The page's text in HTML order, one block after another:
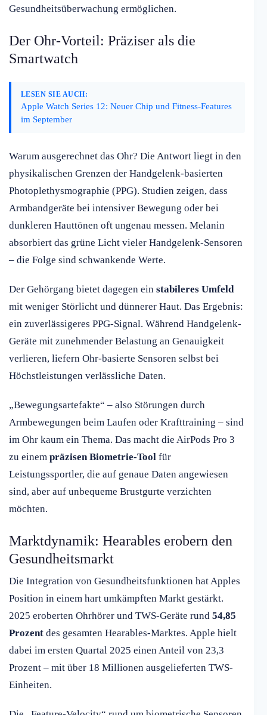
Gesundheitsüberwachung ermöglichen.
Der Ohr-Vorteil: Präziser als die
Smartwatch
LESEN SIE AUCH:
Apple Watch Series 12: Neuer Chip und Fitness-Features
im September
Warum ausgerechnet das Ohr? Die Antwort liegt in den
physikalischen Grenzen der Handgelenk-basierten
Photoplethysmographie (PPG). Studien zeigen, dass
Armbandgeräte bei intensiver Bewegung oder bei
dunkleren Hauttönen oft ungenau messen. Melanin
absorbiert das grüne Licht vieler Handgelenk-Sensoren
– die Folge sind schwankende Werte.
Der Gehörgang bietet dagegen ein stabileres Umfeld
mit weniger Störlicht und dünnerer Haut. Das Ergebnis:
ein zuverlässigeres PPG-Signal. Während Handgelenk-
Geräte mit zunehmender Belastung an Genauigkeit
verlieren, liefern Ohr-basierte Sensoren selbst bei
Höchstleistungen verlässliche Daten.
„Bewegungsartefakte“ – also Störungen durch
Armbewegungen beim Laufen oder Krafttraining – sind
im Ohr kaum ein Thema. Das macht die AirPods Pro 3
zu einem präzisen Biometrie-Tool für
Leistungssportler, die auf genaue Daten angewiesen
sind, aber auf unbequeme Brustgurte verzichten
möchten.
Marktdynamik: Hearables erobern den
Gesundheitsmarkt
Die Integration von Gesundheitsfunktionen hat Apples
Position in einem hart umkämpften Markt gestärkt.
2025 eroberten Ohrhörer und TWS-Geräte rund 54,85
Prozent des gesamten Hearables-Marktes. Apple hielt
dabei im ersten Quartal 2025 einen Anteil von 23,3
Prozent – mit über 18 Millionen ausgelieferten TWS-
Einheiten.